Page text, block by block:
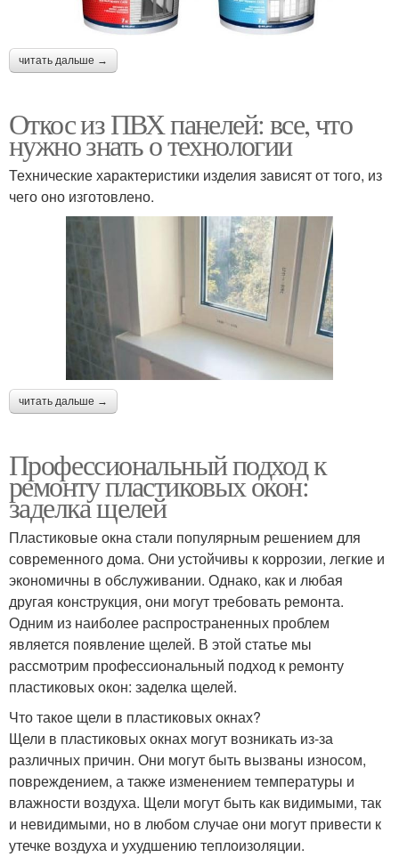
читать дальше →
Откос из ПВХ панелей: все, что
нужно знать о технологии
Технические характеристики изделия зависят от того, из
чего оно изготовлено.
читать дальше →
Профессиональный подход к
ремонту пластиковых окон:
заделка щелей
Пластиковые окна стали популярным решением для
современного дома. Они устойчивы к коррозии, легкие и
экономичны в обслуживании. Однако, как и любая
другая конструкция, они могут требовать ремонта.
Одним из наиболее распространенных проблем
является появление щелей. В этой статье мы
рассмотрим профессиональный подход к ремонту
пластиковых окон: заделка щелей.
Что такое щели в пластиковых окнах?
Щели в пластиковых окнах могут возникать из-за
различных причин. Они могут быть вызваны износом,
повреждением, а также изменением температуры и
влажности воздуха. Щели могут быть как видимыми, так
и невидимыми, но в любом случае они могут привести к
утечке воздуха и ухудшению теплоизоляции.